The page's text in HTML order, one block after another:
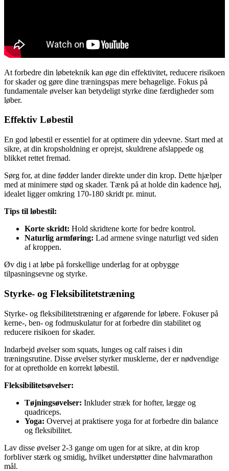
At forbedre din løbeteknik kan øge din effektivitet, reducere risikoen
for skader og gøre dine træningspas mere behagelige. Fokus på
fundamentale øvelser kan betydeligt styrke dine færdigheder som
løber.
Effektiv Løbestil
En god løbestil er essentiel for at optimere din ydeevne. Start med at
sikre, at din kropsholdning er oprejst, skuldrene afslappede og
blikket rettet fremad.
Sørg for, at dine fødder lander direkte under din krop. Dette hjælper
med at minimere stød og skader. Tænk på at holde din kadence høj,
idealet ligger omkring 170-180 skridt pr. minut.
Tips til løbestil:
Korte skridt: Hold skridtene korte for bedre kontrol.
Naturlig armføring: Lad armene svinge naturligt ved siden
af kroppen.
Øv dig i at løbe på forskellige underlag for at opbygge
tilpasningsevne og styrke.
Styrke- og Fleksibilitetstræning
Styrke- og fleksibilitetstræning er afgørende for løbere. Fokuser på
kerne-, ben- og fodmuskulatur for at forbedre din stabilitet og
reducere risikoen for skader.
Indarbejd øvelser som squats, lunges og calf raises i din
træningsrutine. Disse øvelser styrker musklerne, der er nødvendige
for at opretholde en korrekt løbestil.
Fleksibilitetsøvelser:
Tøjningsøvelser: Inkluder stræk for hofter, lægge og
quadriceps.
Yoga: Overvej at praktisere yoga for at forbedre din balance
og fleksibilitet.
Lav disse øvelser 2-3 gange om ugen for at sikre, at din krop
forbliver stærk og smidig, hvilket understøtter dine halvmarathon
mål.